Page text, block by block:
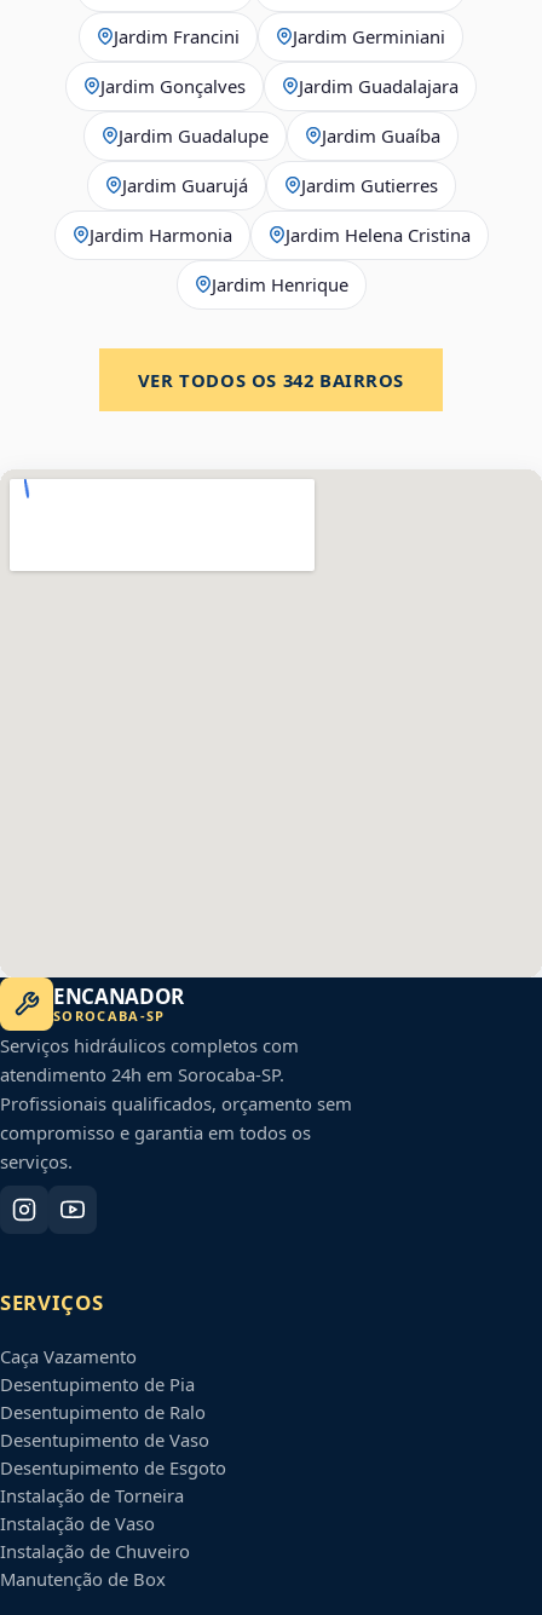
Jardim Francini Jardim Germiniani
Jardim Gonçalves Jardim Guadalajara
Jardim Guadalupe Jardim Guaíba
Jardim Guarujá Jardim Gutierres
Jardim Harmonia Jardim Helena Cristina
Jardim Henrique
VER TODOS OS 342 BAIRROS
ENCANADOR
SOROCABA -SP
Serviços hidráulicos completos com
atendimento 24h em Sorocaba-SP.
Profissionais qualificados, orçamento sem
compromisso e garantia em todos os
serviços.
SERVIÇOS
Caça Vazamento
Desentupimento de Pia
Desentupimento de Ralo
Desentupimento de Vaso
Desentupimento de Esgoto
Instalação de Torneira
Instalação de Vaso
Instalação de Chuveiro
Manutenção de Box